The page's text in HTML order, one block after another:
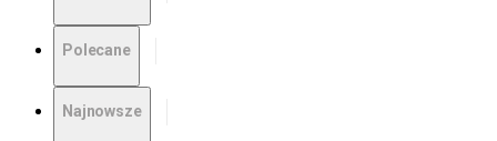
Polecane
Najnowsze